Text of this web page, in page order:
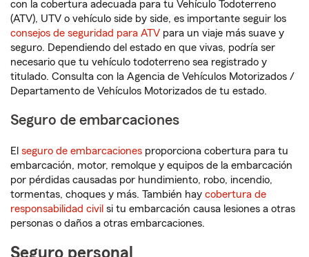
con la cobertura adecuada para tu Vehículo Todoterreno
(ATV), UTV o vehículo side by side, es importante seguir los
consejos de seguridad para ATV para un viaje más suave y
seguro. Dependiendo del estado en que vivas, podría ser
necesario que tu vehículo todoterreno sea registrado y
titulado. Consulta con la Agencia de Vehículos Motorizados /
Departamento de Vehículos Motorizados de tu estado.
Seguro de embarcaciones
El seguro de embarcaciones proporciona cobertura para tu
embarcación, motor, remolque y equipos de la embarcación
por pérdidas causadas por hundimiento, robo, incendio,
tormentas, choques y más. También hay cobertura de
responsabilidad civil si tu embarcación causa lesiones a otras
personas o daños a otras embarcaciones.
Seguro personal